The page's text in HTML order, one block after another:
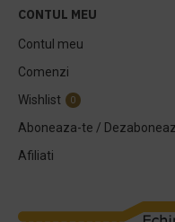
CONTUL MEU
Contul meu
Comenzi
Wishlist
0
Aboneaza-te /
Afiliati